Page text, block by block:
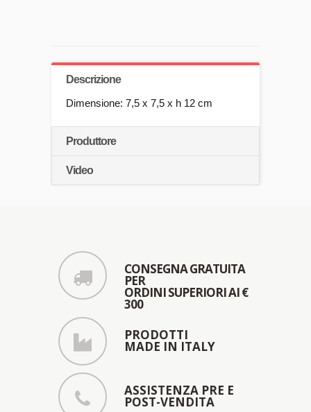
Descrizione
Dimensione: 7,5 x 7,5 x h 12 cm
Produttore
Video
CONSEGNA GRATUITA
PER
ORDINI SUPERIORI AI €
300
PRODOTTI
MADE IN ITALY
ASSISTENZA PRE E
POST-VENDITA